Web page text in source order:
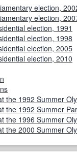
election,
election,
election, 1991
election, 1998
election, 2005
election, 2010
the 1992 Summer
the 1992 Summer
the 1996 Summer
the 2000 Summer